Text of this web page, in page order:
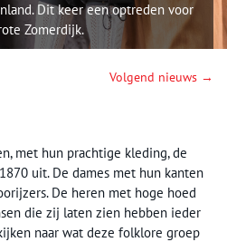
Dit keer een optreden voor
Zomerdijk.
Volgend nieuws →
met hun prachtige kleding, de
uit. De dames met hun kanten
De heren met hoge hoed
die zij laten zien hebben ieder
naar wat deze folklore groep